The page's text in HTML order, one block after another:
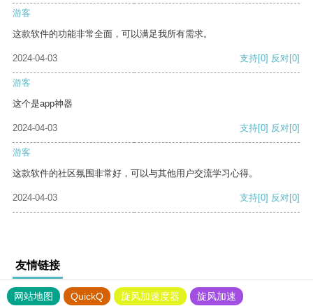
游客
这款软件的功能非常全面，可以满足我所有需求。
2024-04-03 支持[0] 反对[0]
游客
这个是app神器
2024-04-03 支持[0] 反对[0]
游客
这款软件的社区氛围非常好，可以与其他用户交流学习心得。
2024-04-03 支持[0] 反对[0]
友情链接
网站地图 QuickQ 旋风加速度器
旋风加速